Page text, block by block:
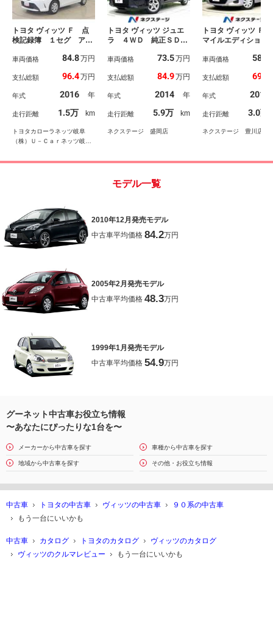
トヨタ ヴィッツ Ｆ 点
検記録簿 １セグ アイ
ーナー 助手席エアバッ
Ｗ ナビＴＶ エアバッ
ン 盗難防止システム
ＤＶＤ ＡＢＳ メモリ
ナビ リアカメラ
車両価格 84.8万円
支払総額 96.4万円
年式 2016 年
走行距離 1.5万 km
トヨタカローラネッツ岐阜
（株）Ｕ－Ｃａｒネッツ岐南
トヨタ ヴィッツ ジュエ
ラ ４ＷＤ 純正ＳＤナ
地仕様 禁煙車 ドラレ
ー オートライト オー
ｏｏｔｈ ＣＤ ＤＶＤ
再生 横滑り防止装置
衝突安全ボディ ドアバ
イザー
車両価格 73.5万円
支払総額 84.9万円
年式 2014 年
走行距離 5.9万 km
ネクステージ 盛岡店
トヨタ ヴィッツ Ｆ
マイルエディショ
ｌｕｅｔｏｏｔｈ
スタート スペアタ
ートアンダートレ
アミラーウインカ
ニティミラー 電動
ミラー
車両価格 58.3
支払総額 69.9
年式 2012
走行距離 3.0万
ネクステージ 豊川店
モデル一覧
2010年12月発売モデル
中古車平均価格 84.2万円
2005年2月発売モデル
中古車平均価格 48.3万円
1999年1月発売モデル
中古車平均価格 54.9万円
グーネット中古車お役立ち情報
〜あなたにぴったりな1台を〜
メーカーから中古車を探す 車種から中古車を探す
地域から中古車を探す その他・お役立ち情報
中古車 トヨタの中古車 ヴィッツの中古車
９０系の中古車
もう一台にいいかも
中古車 カタログ トヨタのカタログ
ヴィッツのカタログ
ヴィッツのクルマレビュー
もう一台にいいかも